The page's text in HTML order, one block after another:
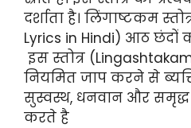
दर्शाता है। लिंगाष्टकम
Lyrics in Hindi) आठ छंदों
इस स्तोत्र
नियमित जाप करने से
सुस्वस्थ, धनवान और समृद्ध
करते है